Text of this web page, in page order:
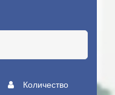
Количество